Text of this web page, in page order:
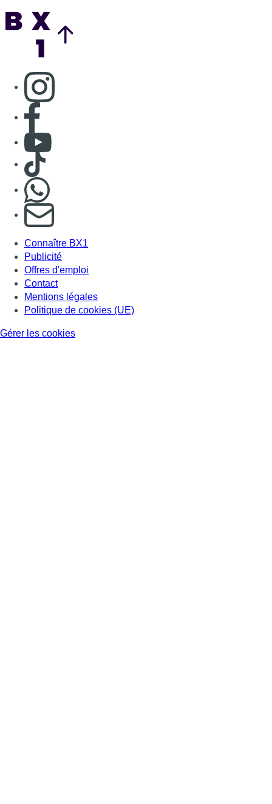
Consulter page Instagram
Consulter page Facebook
Consulter Youtube
Consulter TikTok
S'abonner à notre newsletter
Connaître BX1
Publicité
Offres d'emploi
Contact
Mentions légales
Politique de cookies (UE)
Gérer les cookies